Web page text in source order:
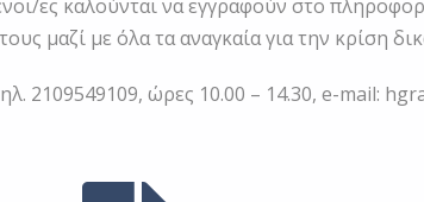
ες καλούνται να εγγραφούν στο
μαζί με όλα τα αναγκαία για την κρίση
2109549109, ώρες 10.00 – 14.30, e-mail: